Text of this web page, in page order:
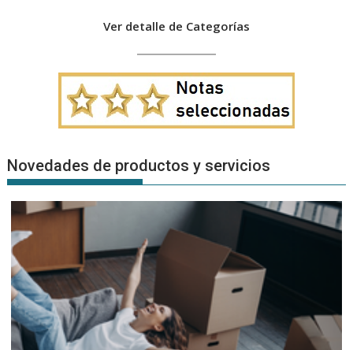
Ver detalle de Categorías
Novedades de productos y servicios